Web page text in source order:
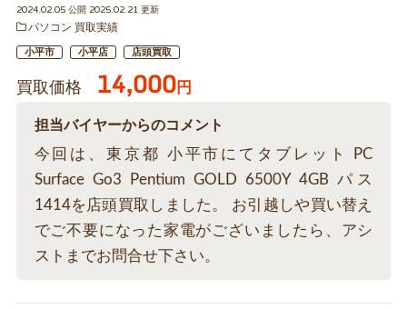
2024.02.05 公開 2025.02.21 更新
パソコン 買取実績
小平市 小平店 店頭買取
買取価格 14,000円
担当バイヤーからのコメント
今回は、東京都 小平市にてタブレット PC
Surface Go3 Pentium GOLD 6500Y 4GB パス
1414を店頭買取しました。 お引越しや買い替え
でご不要になった家電がございましたら、アシ
ストまでお問合せ下さい。